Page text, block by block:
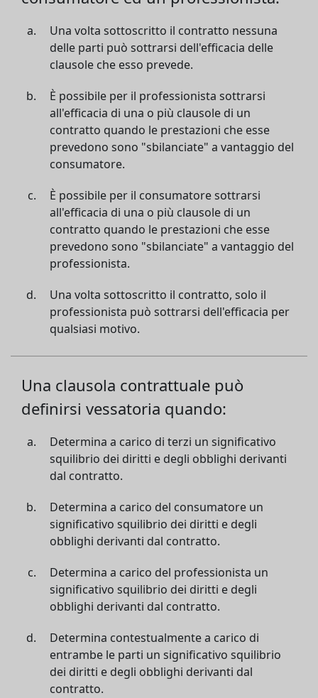
Una volta sottoscritto il contratto nessuna
delle parti può sottrarsi dell'efficacia delle
clausole che esso prevede.
È possibile per il professionista sottrarsi
all'efficacia di una o più clausole di un
contratto quando le prestazioni che esse
prevedono sono "sbilanciate" a vantaggio del
consumatore.
È possibile per il consumatore sottrarsi
all'efficacia di una o più clausole di un
contratto quando le prestazioni che esse
prevedono sono "sbilanciate" a vantaggio del
professionista.
Una volta sottoscritto il contratto, solo il
professionista può sottrarsi dell'efficacia per
qualsiasi motivo.
Una clausola contrattuale può
definirsi vessatoria quando:
Determina a carico di terzi un significativo
squilibrio dei diritti e degli obblighi derivanti
dal contratto.
Determina a carico del consumatore un
significativo squilibrio dei diritti e degli
obblighi derivanti dal contratto.
Determina a carico del professionista un
significativo squilibrio dei diritti e degli
obblighi derivanti dal contratto.
Determina contestualmente a carico di
entrambe le parti un significativo squilibrio
dei diritti e degli obblighi derivanti dal
contratto.